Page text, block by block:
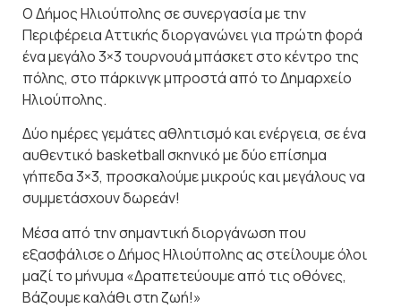
Ο Δήμος Ηλιούπολης σε συνεργασία με την
Περιφέρεια Αττικής διοργανώνει για πρώτη φορά
ένα μεγάλο 3×3 τουρνουά μπάσκετ στο κέντρο της
πόλης, στο πάρκινγκ μπροστά από το Δημαρχείο
Ηλιούπολης.
Δύο ημέρες γεμάτες αθλητισμό και ενέργεια, σε ένα
αυθεντικό basketball σκηνικό με δύο επίσημα
γήπεδα 3×3, προσκαλούμε μικρούς και μεγάλους να
συμμετάσχουν δωρεάν!
Μέσα από την σημαντική διοργάνωση που
εξασφάλισε ο Δήμος Ηλιούπολης ας στείλουμε όλοι
μαζί το μήνυμα «Δραπετεύουμε από τις οθόνες,
Βάζουμε καλάθι στη ζωή!»